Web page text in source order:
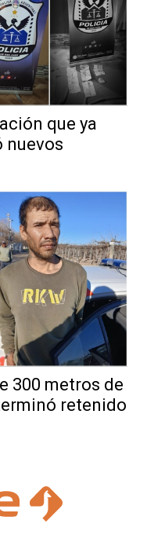
que ya
nuevos
300 metros de
retenido